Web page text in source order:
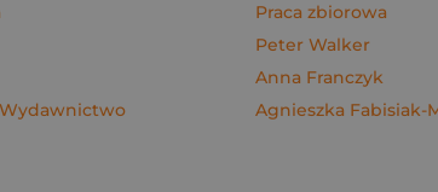
Praca zbiorowa
Peter Walker
Anna Franczyk
Agnieszka Fabisiak-